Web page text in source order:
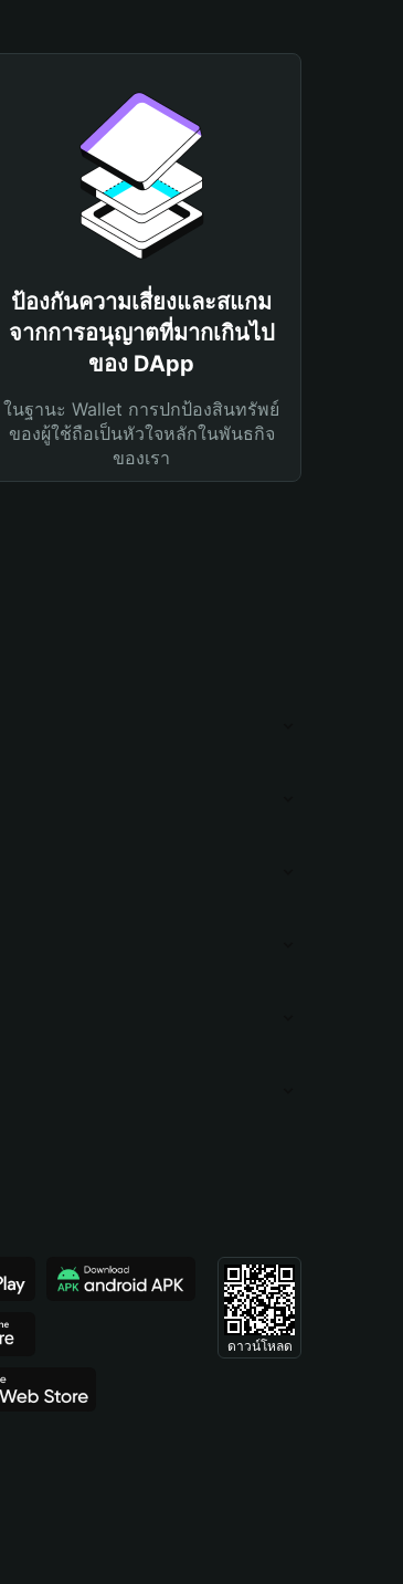
ป้องกันความเสี่ยงและสแกม
จากการอนุญาตที่มากเกินไป
ของ DApp
ในฐานะ Wallet การปกป้องสินทรัพย์
ของผู้ใช้ถือเป็นหัวใจหลักในพันธกิจ
ของเรา
ดาวน์โหลด